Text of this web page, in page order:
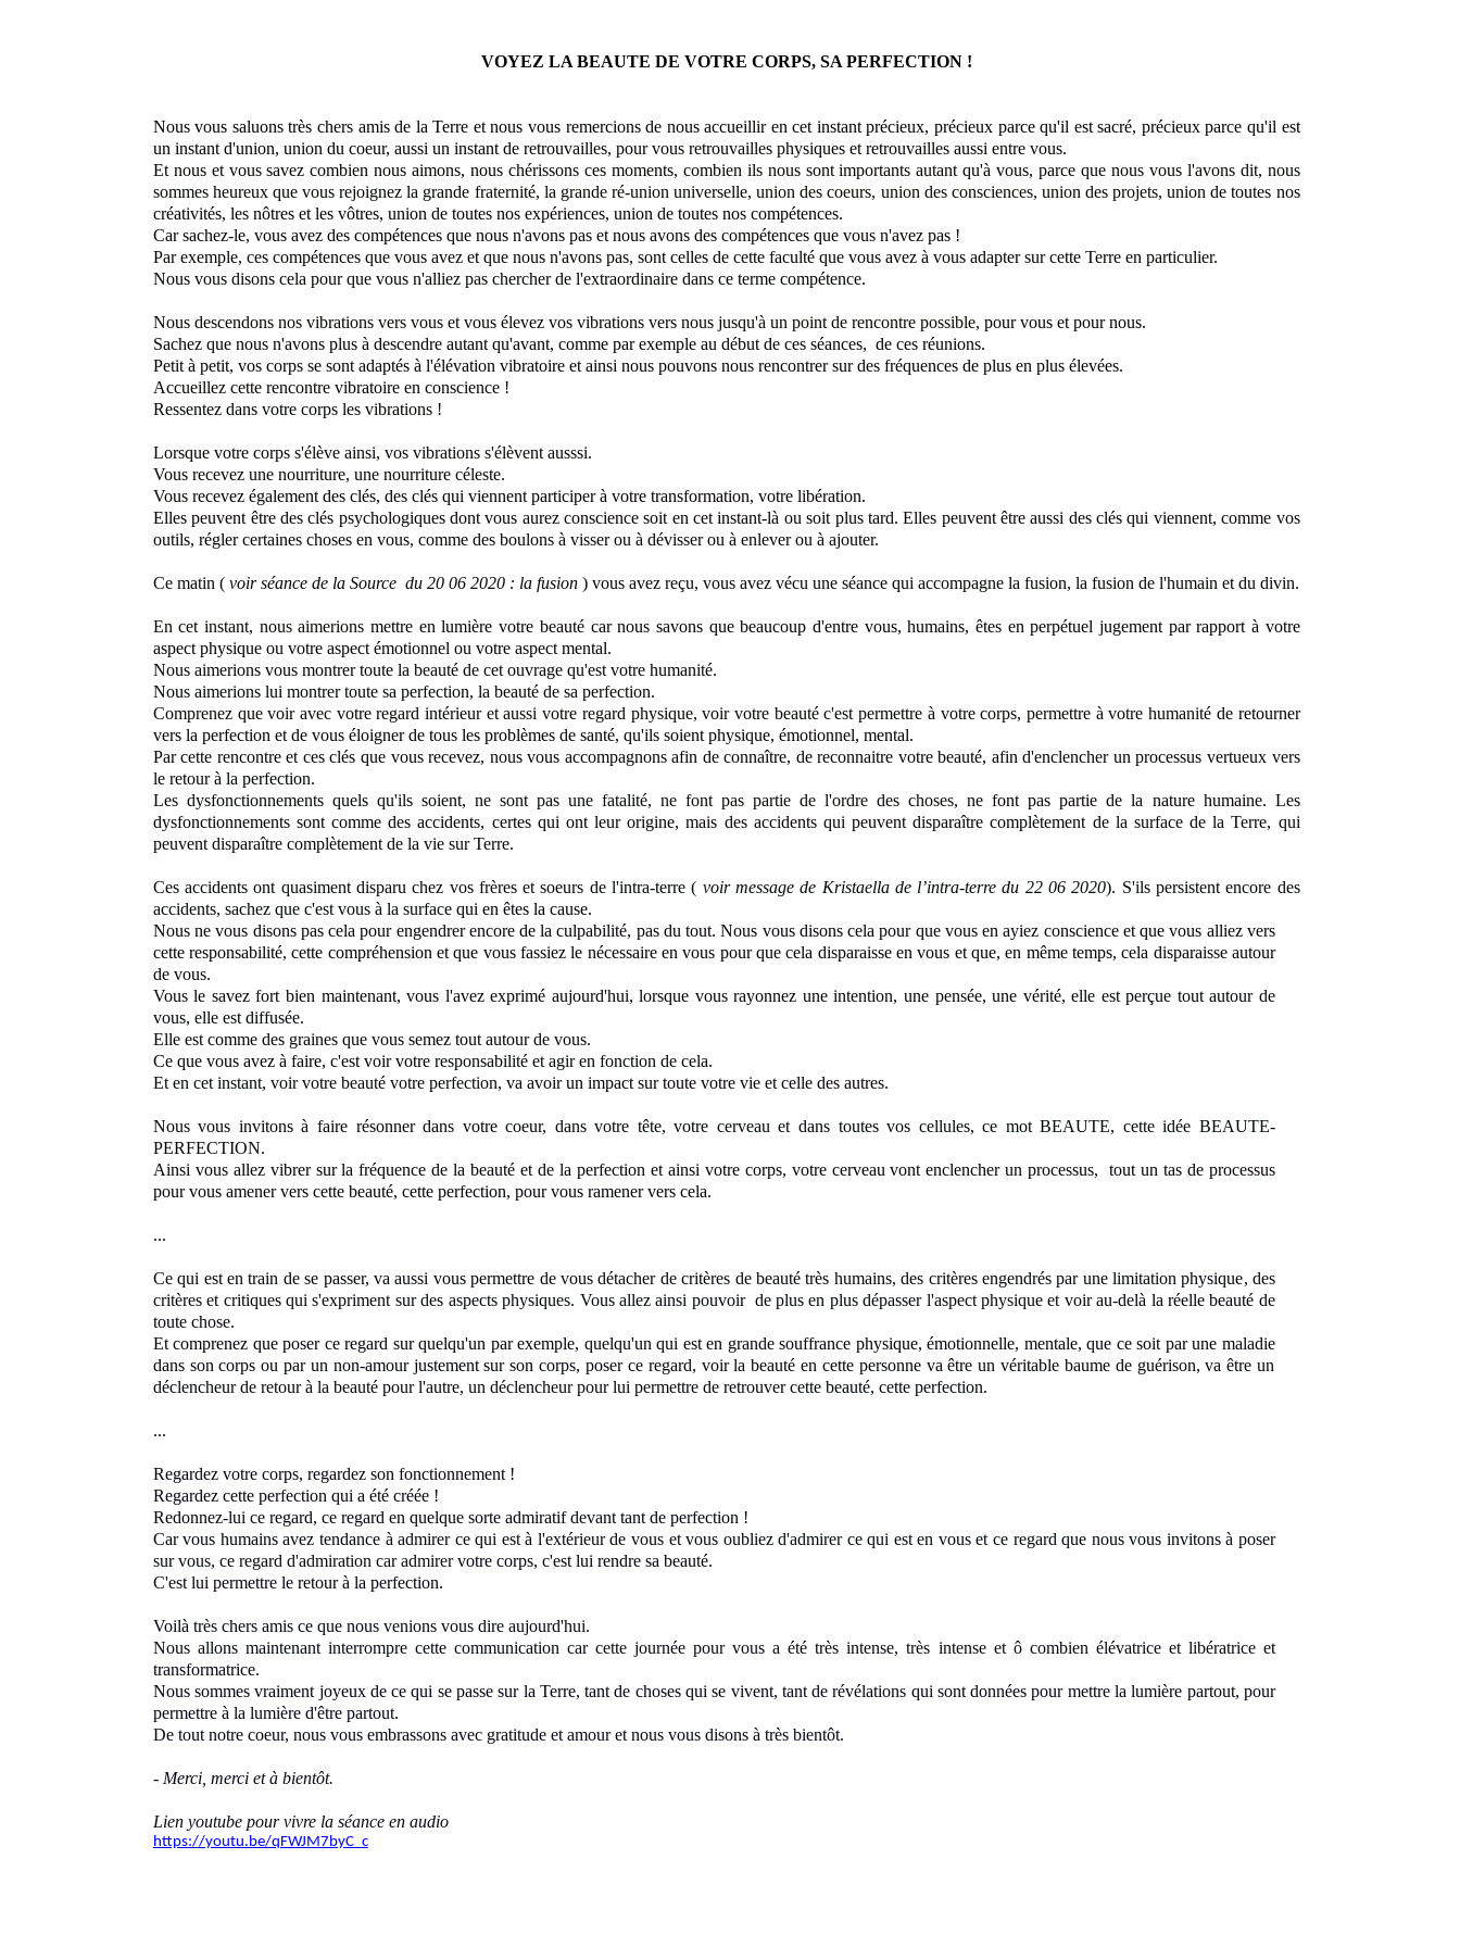
VOYEZ LA BEAUTE DE VOTRE CORPS, SA PERFECTION !
Nous vous saluons très chers amis de la Terre et nous vous remercions de nous accueillir en cet instantprécieux, précieux parce qu'il est sacré, précieux parce qu'il est
un instant d'union, union du coeur, aussi un instant de retrouvailles, pour vous retrouvailles physiques et retrouvailles aussi entre vous.
Et nouset vous savez combien nous aimons, nous chérissons ces moments, combien ils nous sont importants autantqu'à vous, parce que nous vous l'avons dit, nous
sommes heureux que vous rejoignez la grande fraternité, la grande ré-unionuniverselle, union des coeurs, union des consciences, union des projets, union de toutes nos
créativités, les nôtres et les vôtres, union de toutes nos expériences, union de toutes nos compétences.
Car sachez-le, vous avez des compétences que nous n'avons pas et nous avons des compétences que vous n'avez pas !
Par exemple, ces compétences que vous avez et que nous n'avons pas, sont celles de cette faculté que vous avez à vous adapter sur cette Terre en particulier.
Nous vous disons cela pour que vous n'alliez pas chercher de l'extraordinaire dans ce terme compétence.
Nous descendons nos vibrations vers vouset vous élevez vos vibrations vers nousjusqu'à un point de rencontre possible, pour vous et pour nous.
Sachez que nous n'avons plus à descendre autant qu'avant, comme par exemple au début de ces séances, de ces réunions.
Petit à petit, vos corps se sont adaptés à l'élévation vibratoire et ainsi nous pouvons nous rencontrer sur des fréquences de plus en plus élevées.
Accueillez cette rencontre vibratoire en conscience !
Ressentez dans votre corps les vibrations !
Lorsque votre corps s'élève ainsi, vos vibrations s'élèvent ausssi.
Vous recevez une nourriture, une nourriture céleste.
Vous recevez également des clés, des clés qui viennent participerà votre transformation, votre libération.
Elles peuvent être des clés psychologiques dont vous aurez conscience soit en cet instant-là ou soit plus tard. Elles peuvent être aussi des clésqui viennent,comme vos
outils, régler certaines choses en vous, comme des boulons à visser ou à dévisser ou à enlever ou à ajouter.
Ce matin ( voir séance de la Source du 20 06 2020 : la fusion ) vous avez reçu, vous avez vécu une séance qui accompagne la fusion, la fusion de l'humain et du divin.
En cet instant, nous aimerionsmettre en lumièrevotre beautécar nous savons que beaucoup d'entre vous, humains, êtes en perpétuel jugement par rapport à votre
aspect physiqueou votre aspect émotionnel ou votre aspect mental.
Nous aimerions vous montrertoute la beauté de cet ouvrage qu'est votre humanité.
Nous aimerions lui montrer toute sa perfection, la beauté de sa perfection.
Comprenez que voir avec votre regardintérieuret aussi votre regard physique,voir votre beauté c'est permettre à votrecorps, permettre à votre humanité de retourner
vers la perfection et de vous éloignerde tous les problèmes de santé, qu'ils soient physique, émotionnel, mental.
Par cette rencontre et ces clés que vous recevez, nousvous accompagnons afin de connaître, de reconnaitre votre beauté, afin d'enclencher un processusvertueux vers
le retourà la perfection.
Les dysfonctionnements quels qu'ils soient, ne sont pas une fatalité, ne font pas partie de l'ordre des choses, ne font pas partie de la nature humaine. Les
dysfonctionnements sont comme des accidents, certes qui ont leur origine, mais des accidents qui peuventdisparaître complètement de la surface de la Terre, qui
peuvent disparaître complètement de la vie sur Terre.
Ces accidents ont quasiment disparu chez vos frères et soeurs de l'intra-terre ( voir message de Kristaella de l’intra-terre du 22 06 2020). S'ils persistent encore des
accidents, sachez que c'est vous à la surface qui en êtes la cause.
Nous ne vous disons pas cela pour engendrer encore de la culpabilité, pas du tout. Nous vous disons cela pour que vous en ayiez conscience et que vous alliez vers
cette responsabilité, cette compréhension et que vous fassiez le nécessaire en vous pour que cela disparaisse en vous et que, en même temps,cela disparaisse autour
de vous.
Vous le savez fort bien maintenant, vous l'avez exprimé aujourd'hui, lorsque vous rayonnez une intention, une pensée, une vérité,elle est perçue tout autour de
vous, elle est diffusée.
Elle est comme des graines que vous semez tout autour de vous.
Ce que vous avez à faire, c'est voir votre responsabilité et agir en fonction de cela.
Et en cet instant, voir votre beauté votre perfection, va avoir un impact sur toute votre vie et celle des autres.
Nous vous invitons à faire résonner dans votrecoeur, dans votre tête, votre cerveau et dans toutes vos cellules,ce mot BEAUTE, cette idée BEAUTE-
PERFECTION.
Ainsi vous allez vibrer sur la fréquence de la beautéet de la perfection et ainsi votre corps, votre cerveau vont enclencherun processus, tout un tas de processus
pour vous amener vers cette beauté, cette perfection, pour vous ramener vers cela.
...
Ce qui est en train de se passer, va aussi vous permettre de vous détacher de critères de beauté très humains, des critères engendrés par une limitation physique, des
critères et critiques qui s'expriment sur des aspects physiques. Vous allez ainsi pouvoir de plus en plus dépasser l'aspect physique et voirau-delà la réelle beauté de
toute chose.
Et comprenez que poser ce regard sur quelqu'un par exemple, quelqu'un qui est en grande souffrance physique, émotionnelle, mentale, que ce soit par une maladie
dans son corps ou par un non-amour justement sur son corps, poser ce regard, voir la beauté en cette personne va être un véritable baume de guérison, va être un
déclencheurde retour à la beauté pour l'autre, un déclencheurpour lui permettre de retrouvercette beauté, cette perfection.
...
Regardez votre corps, regardez son fonctionnement !
Regardez cette perfection qui a été créée !
Redonnez-lui ce regard, ce regard en quelque sorte admiratifdevant tant de perfection !
Car vous humains avez tendance à admirer ce qui est à l'extérieur de vous et vous oubliez d'admirer ce qui est en vouset ce regard que nous vous invitons à poser
sur vous, ce regard d'admiration car admirervotre corps, c'est lui rendre sa beauté.
C'est lui permettre le retour à la perfection.
Voilà très chers amis ce que nous venions vous dire aujourd'hui.
Nous allons maintenant interrompre cette communication carcette journée pour vous a été très intense, très intense et ô combien élévatrice et libératriceet
transformatrice.
Nous sommes vraiment joyeux de ce qui se passe sur la Terre, tant de choses qui se vivent, tant de révélations qui sontdonnées pour mettre la lumière partout, pour
permettre à la lumière d'être partout.
De tout notre coeur, nous vous embrassons avec gratitude et amouret nous vous disons à très bientôt.
- Merci, merci et à bientôt.
Lien youtube pour vivre la séance en audio
https://youtu.be/qFWJM7byC_c